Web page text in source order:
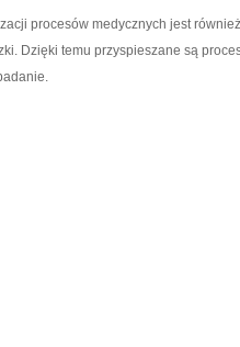
procesów medycznych jest
Dzięki temu przyspieszane są